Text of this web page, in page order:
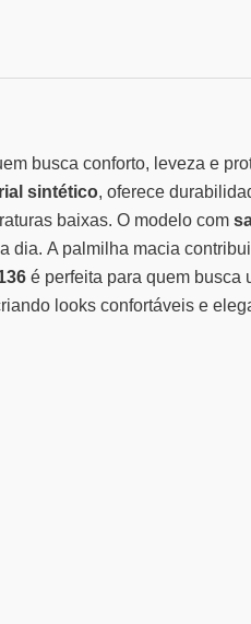
busca conforto, leveza e
sintético, oferece
baixas. O modelo com
dia. A palmilha macia
é perfeita para quem busca
looks confortáveis e